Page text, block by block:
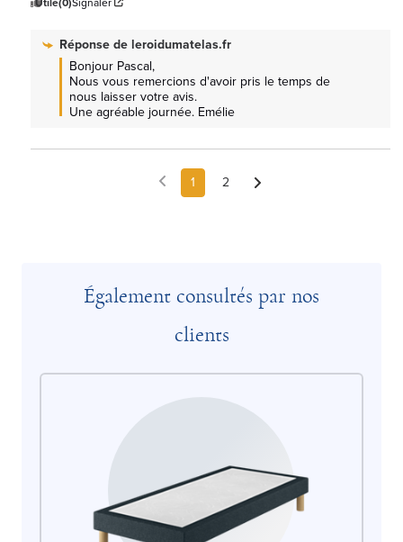
Réponse deleroidumatelas.fr
Bonjour Pascal,
Nous vous remercions d'avoir pris le temps de
nous laisser votre avis.
Une agréable journée. Emélie
1 2
Également consultés par nos
clients